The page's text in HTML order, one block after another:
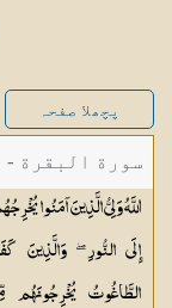
پچھلا صفحہ
سورة البقرة -
اللَّهُ وَلِيُّ الَّذِينَ آمَنُوا
إِلَى النُّورِ ۖ وَالَّذِينَ
الطَّاغُوتُ يُخْرِجُونَهُم